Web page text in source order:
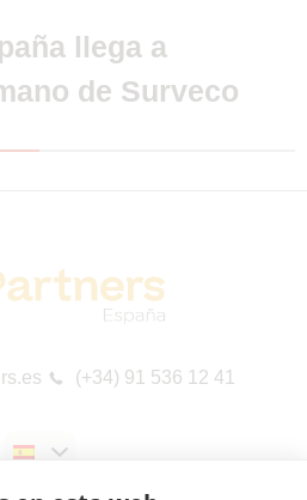
llega a
de Surveco
(+34) 91 536 12 41